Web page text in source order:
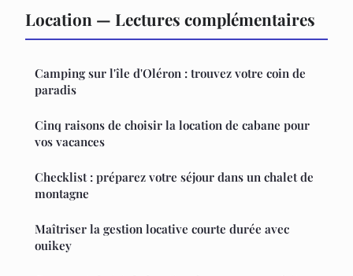
Location — Lectures complémentaires
Camping sur l'île d'Oléron : trouvez votre coin de
paradis
Cinq raisons de choisir la location de cabane pour
vos vacances
Checklist : préparez votre séjour dans un chalet de
montagne
Maîtriser la gestion locative courte durée avec
ouikey